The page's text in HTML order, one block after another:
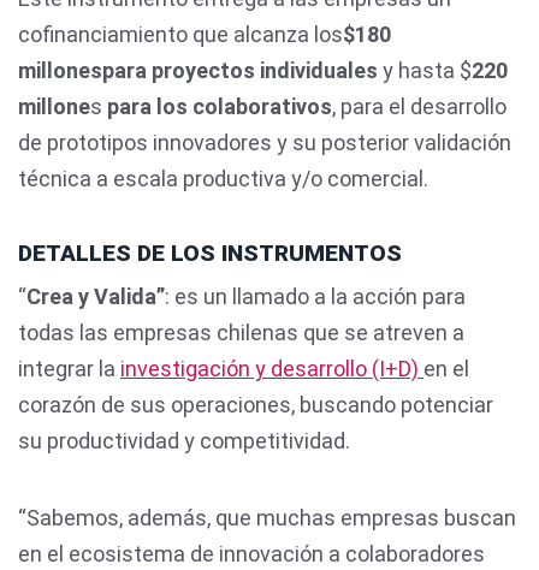
cofinanciamiento que alcanza los$180
millonespara proyectos individuales y hasta $220
millones para los colaborativos, para el desarrollo
de prototipos innovadores y su posterior validación
técnica a escala productiva y/o comercial.
DETALLES DE LOS INSTRUMENTOS
“Crea y Valida”: es un llamado a la acción para
todas las empresas chilenas que se atreven a
integrar la investigación y desarrollo (I+D) en el
corazón de sus operaciones, buscando potenciar
su productividad y competitividad.
“Sabemos, además, que muchas empresas buscan
en el ecosistema de innovación a colaboradores